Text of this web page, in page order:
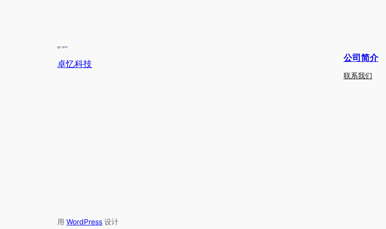
卓忆科技
公司简介
联系我们
用 WordPress 设计